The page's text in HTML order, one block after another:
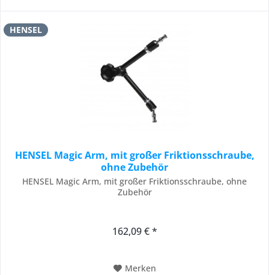
HENSEL
HENSEL Magic Arm, mit großer Friktionsschraube,
ohne Zubehör
HENSEL Magic Arm, mit großer Friktionsschraube, ohne
Zubehör
162,09 € *
Merken